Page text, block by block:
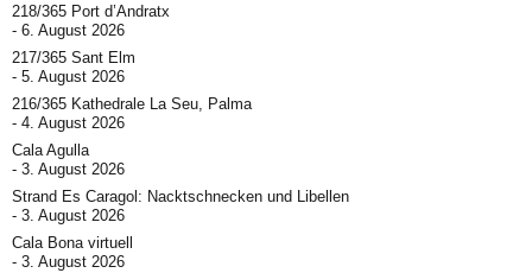
218/365 Port d’Andratx
6. August 2026
217/365 Sant Elm
5. August 2026
216/365 Kathedrale La Seu, Palma
4. August 2026
Cala Agulla
3. August 2026
Strand Es Caragol: Nacktschnecken und Libellen
3. August 2026
Cala Bona virtuell
3. August 2026